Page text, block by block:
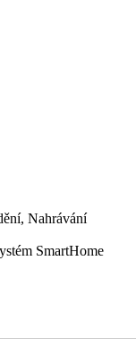
Nahrávání
SmartHome